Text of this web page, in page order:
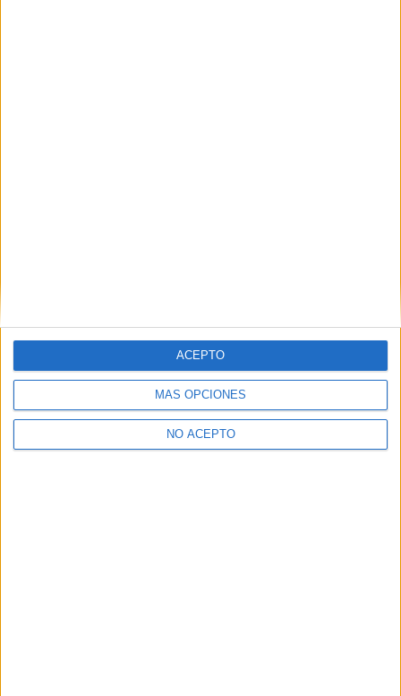
MÁS OPCIONES
NO ACEPTO
ACEPTO
Y como regalo de agradecimiento, por registrarte te daremos
gratis una copia de nuestro ebook con 100 consejos para tu
primer año de universidad